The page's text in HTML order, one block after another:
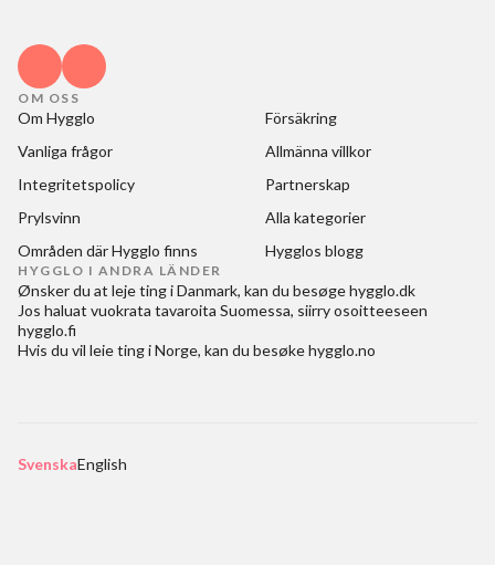
OM OSS
Om Hygglo
Försäkring
Vanliga frågor
Allmänna villkor
Integritetspolicy
Partnerskap
Prylsvinn
Alla kategorier
Områden där Hygglo finns
Hygglos blogg
HYGGLO I ANDRA LÄNDER
Ønsker du at leje ting i Danmark, kan du besøgehygglo.dk
Jos haluat vuokrata tavaroita Suomessa, siirry osoitteeseen
hygglo.fi
Hvis du vil leie ting i Norge, kan du besøkehygglo.no
SvenskaEnglish